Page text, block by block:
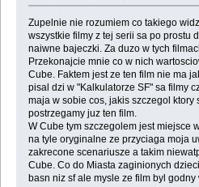
Zupelnie nie rozumiem co takiego
wszystkie filmy z tej serii sa po prostu
naiwne bajeczki. Za duzo w tych
Przekonajcie mnie co w nich
Cube. Faktem jest ze ten film nie ma
pisal dzi w "Kalkulatorze SF" sa filmy
maja w sobie cos, jakis szczegol ktory
postrzegamy juz ten film.
W Cube tym szczegolem jest miejsce
na tyle oryginalne ze przyciaga moja
zakrecone scenariusze a takim
Cube. Co do Miasta zaginionych
basn niz sf ale mysle ze film byl